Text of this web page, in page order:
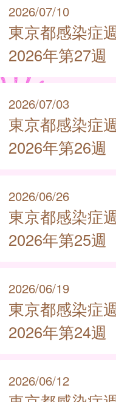
2026/07/10
東京都感染症
2026年第27週
2026/07/03
東京都感染症
2026年第26週
2026/06/26
東京都感染症
2026年第25週
2026/06/19
東京都感染症
2026年第24週
2026/06/12